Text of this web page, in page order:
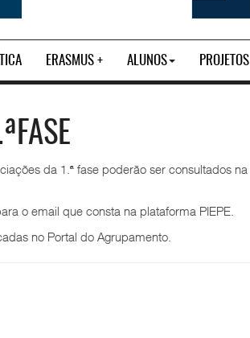
ERASMUS + ALUNOS PROJETOS
da 1.ª fase poderão ser consultados na
o email que consta na plataforma PIEPE.
no Portal do Agrupamento.